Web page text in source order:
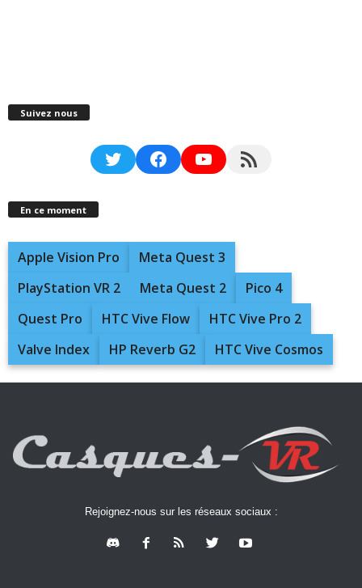
Suivez nous
TwitterFacebookYouTubeRSS Feed
En ce moment
Apple Vision Pro
Meta Quest 3
PlayStation VR 2
Meta Quest 2
Pico 4
Quest Pro
HTC Vive Flow
HTC Vive Pro 2
Valve Index
HP Reverb G2 HTC Vive Cosmos
Rejoignez-nous sur les réseaux sociaux :